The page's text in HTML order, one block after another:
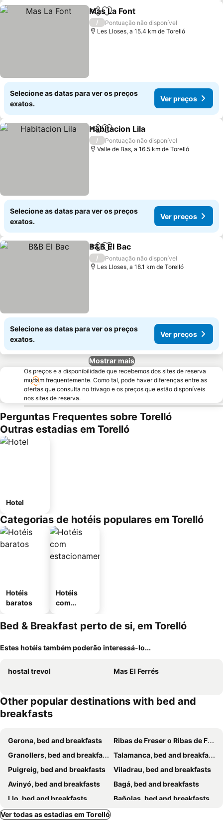
PartilharAdicionar aos favoritos
Mas La Font
/
Pontuação não disponível
Les Lloses, a 15.4 km de Torelló
Selecione as datas para ver os preços
exatos.
Ver preços
PartilharAdicionar aos favoritos
Habitacion Lila
/
Pontuação não disponível
Valle de Bas, a 16.5 km de Torelló
Selecione as datas para ver os preços
exatos.
Ver preços
PartilharAdicionar aos favoritos
B&B El Bac
/
Pontuação não disponível
Les Lloses, a 18.1 km de Torelló
Selecione as datas para ver os preços
exatos.
Ver preços
Mostrar mais
Os preços e a disponibilidade que recebemos dos sites de reserva
mudam frequentemente. Como tal, pode haver diferenças entre as
ofertas que consulta no trivago e os preços que estão disponíveis
nos sites de reserva.
Perguntas Frequentes sobre Torelló
Outras estadias em Torelló
Hotel
Categorias de hotéis populares em Torelló
Hotéis
baratos
Hotéis
com
mento
Bed & Breakfast perto de si, em Torelló
Estes hotéis também poderão interessá-lo...
hostal trevol Mas El Ferrés
Other popular destinations with bed and
breakfasts
Gerona, bed and breakfasts
Ribas de Freser o Ribas de Fresser, bed and breakfasts
Granollers, bed and breakfasts
Talamanca, bed and breakfasts
Puigreig, bed and breakfasts
Viladrau, bed and breakfasts
Avinyó, bed and breakfasts
Bagá, bed and breakfasts
Llo, bed and breakfasts
Bañolas, bed and breakfasts
Prats-de-Mollo-la-Preste, bed and breakfasts
Ver todas as estadias em Torelló